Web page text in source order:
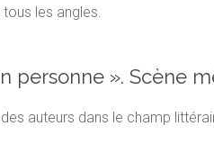
les angles.
personne ». Scène
auteurs dans le champ